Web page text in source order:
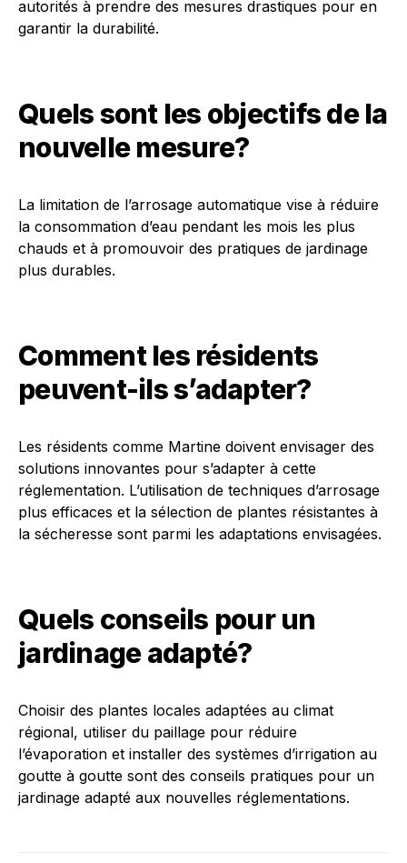
autorités à prendre des mesures drastiques pour en
garantir la durabilité.
Quels sont les objectifs de la
nouvelle mesure?
La limitation de l’arrosage automatique vise à réduire
la consommation d’eau pendant les mois les plus
chauds et à promouvoir des pratiques de jardinage
plus durables.
Comment les résidents
peuvent-ils s’adapter?
Les résidents comme Martine doivent envisager des
solutions innovantes pour s’adapter à cette
réglementation. L’utilisation de techniques d’arrosage
plus efficaces et la sélection de plantes résistantes à
la sécheresse sont parmi les adaptations envisagées.
Quels conseils pour un
jardinage adapté?
Choisir des plantes locales adaptées au climat
régional, utiliser du paillage pour réduire
l’évaporation et installer des systèmes d’irrigation au
goutte à goutte sont des conseils pratiques pour un
jardinage adapté aux nouvelles réglementations.